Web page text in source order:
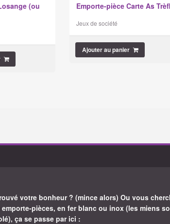
(ou
Emporte-pièce Carte As
Jeux de société
Ajouter au panier
votre bonheur ? (mince alors) Ou vous
emporte-pièces, en fer blanc ou inox (les miens
ça se passe par ici :